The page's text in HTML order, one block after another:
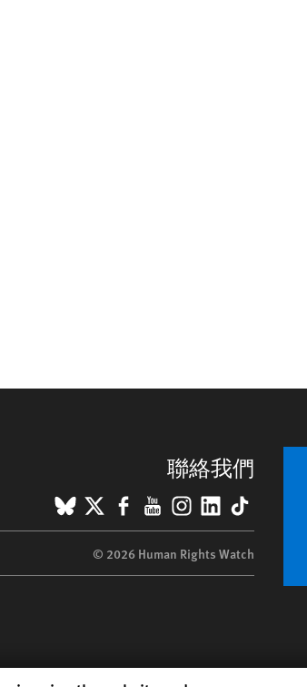
聯絡我們
BlueSky
X Facebook
YouTube
Instagram
LinkedIn
TikTok
© 2026 Human Rights Watch